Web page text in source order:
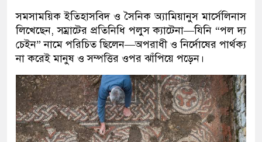
সমসাময়িক ইতিহাসবিদ ও সৈনিক অ্যামিয়ানুস মার্সেলিনাস
লিখেছেন, সম্রাটের প্রতিনিধি পলুস ক্যাটেনা—যিনি “পল দ্য
চেইন” নামে পরিচিত ছিলেন—অপরাধী ও নির্দোষের পার্থক্য
না করেই মানুষ ও সম্পত্তির ওপর ঝাঁপিয়ে পড়েন।